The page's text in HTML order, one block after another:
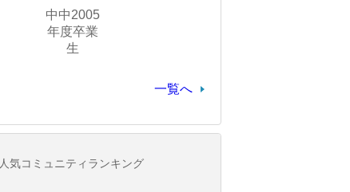
中中2005
年度卒業
生
一覧へ
人気コミュニティランキング